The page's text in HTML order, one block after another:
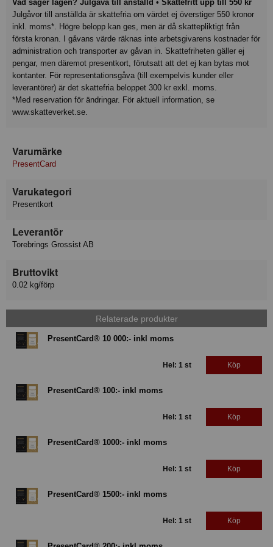
Vad säger lagen? Julgåva till anställd • Skattefritt upp till 550 kr
Julgåvor till anställda är skattefria om värdet ej överstiger 550 kronor
inkl. moms*. Högre belopp kan ges, men är då skattepliktigt från
första kronan. I gåvans värde räknas inte arbetsgivarens kostnader för
administration och transporter av gåvan in. Skattefriheten gäller ej
pengar, men däremot presentkort, förutsatt att det ej kan bytas mot
kontanter. För representationsgåva (till exempelvis kunder eller
leverantörer) är det skattefria beloppet 300 kr exkl. moms.
*Med reservation för ändringar. För aktuell information, se
www.skatteverket.se.
Varumärke
PresentCard
Varukategori
Presentkort
Leverantör
Torebrings Grossist AB
Bruttovikt
0.02 kg/förp
Relaterade produkter
PresentCard® 10 000:- inkl moms
Hel: 1 st Köp
PresentCard® 100:- inkl moms
Hel: 1 st Köp
PresentCard® 1000:- inkl moms
Hel: 1 st Köp
PresentCard® 1500:- inkl moms
Hel: 1 st Köp